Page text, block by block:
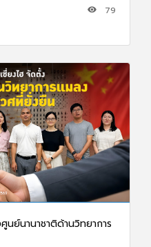
79
ย์นานาชาติด้านวิทยาการ